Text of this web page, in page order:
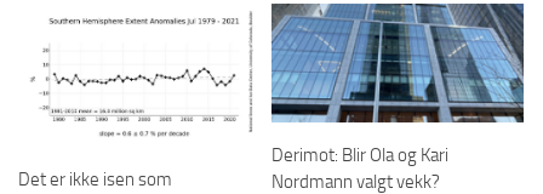
Det er ikke isen som
Derimot: Blir Ola og Kari
Nordmann valgt vekk?